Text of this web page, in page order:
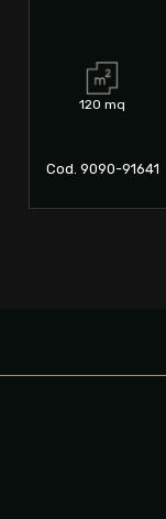
120 mq
Cod. 9090-91641